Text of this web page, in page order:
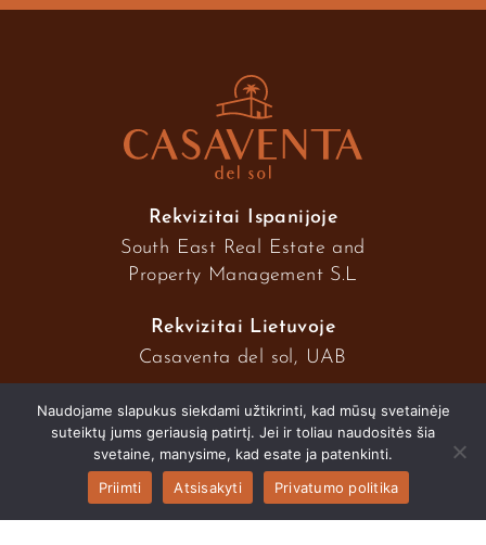
Rekvizitai Ispanijoje
South East Real Estate and
Property Management S.L
Rekvizitai Lietuvoje
Casaventa del sol, UAB
2026 © Casaventa del sol
Naudojame slapukus siekdami užtikrinti, kad mūsų svetainėje
suteiktų jums geriausią patirtį. Jei ir toliau naudositės šia
svetaine, manysime, kad esate ja patenkinti.
Priimti
Atsisakyti Privatumo politika